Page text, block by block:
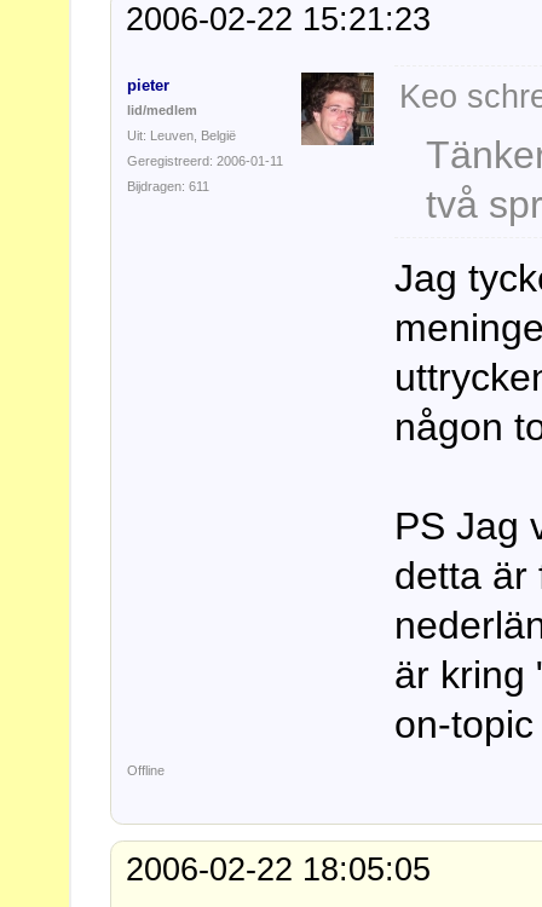
2006-02-22 15:21:23
pieter
lid/medlem
Uit: Leuven, België
Geregistreerd: 2006-01-11
Bijdragen: 611
Keo
två
Jag
någon
PS Jag
detta är
är kring
on-
Offline
2006-02-22 18:05:05